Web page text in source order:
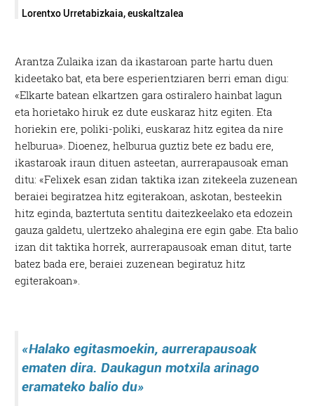
Lorentxo Urretabizkaia, euskaltzalea
Arantza Zulaika izan da ikastaroan parte hartu duen
kideetako bat, eta bere esperientziaren berri eman digu:
«Elkarte batean elkartzen gara ostiralero hainbat lagun
eta horietako hiruk ez dute euskaraz hitz egiten. Eta
horiekin ere, poliki-poliki, euskaraz hitz egitea da nire
helburua». Dioenez, helburua guztiz bete ez badu ere,
ikastaroak iraun dituen asteetan, aurrerapausoak eman
ditu: «Felixek esan zidan taktika izan zitekeela zuzenean
beraiei begiratzea hitz egiterakoan, askotan, besteekin
hitz eginda, baztertuta sentitu daitezkeelako eta edozein
gauza galdetu, ulertzeko ahalegina ere egin gabe. Eta balio
izan dit taktika horrek, aurrerapausoak eman ditut, tarte
batez bada ere, beraiei zuzenean begiratuz hitz
egiterakoan».
«Halako egitasmoekin,aurrerapausoak
ematen dira. Daukagun motxila arinago
eramateko balio du»